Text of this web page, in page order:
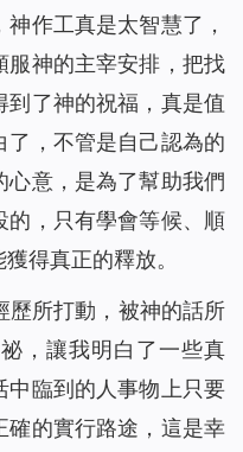
神作工真是太智慧了，
服神的主宰安排，把找
到了神的祝福，真是值
，不管是自己認為的
意，是為了幫助我們
的，只有學會等候、順
得真正的釋放。
歷所打動，被神的話所
，讓我明白了一些真
中臨到的人事物上只要
確的實行路途，這是幸